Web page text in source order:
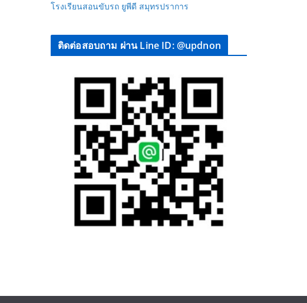
โรงเรียนสอนขับรถ ยูพีดี สมุทรปราการ
ติดต่อสอบถาม ผ่าน Line ID: @updnon